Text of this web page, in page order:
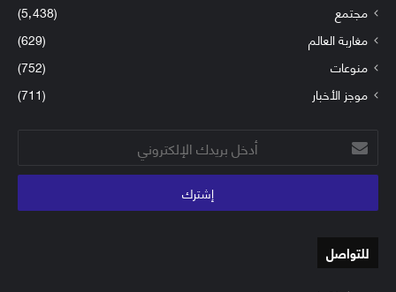
مجتمع
(5٬438)
مغاربة العالم
(629)
منوعات
(752)
موجز الأخبار
(711)
أدخل
بريدك
الإلكتروني
للتواصل